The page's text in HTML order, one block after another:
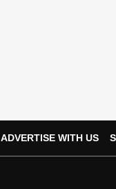
ADVERTISE WITH US